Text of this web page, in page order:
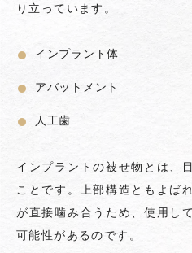
り立っています。
インプラント体
アバットメント
人工歯
インプラントの被せ物とは、
ことです。上部構造ともよば
が直接噛み合うため、使用し
可能性があるのです。